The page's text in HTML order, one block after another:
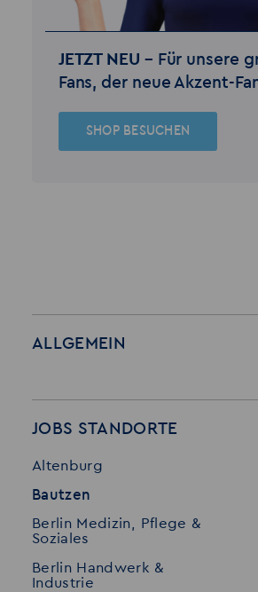
JETZT NEU – Für unsere
Fans, der neue Akzent-
SHOP BESUCHEN
ALLGEMEIN
Für Bewerber
Stellenangebote
Initiativ bewerben
Merkzettel
Standorte
JOBS STANDORTE
Altenburg
Bautzen
Berlin Medizin, Pflege &
Soziales
Berlin Handwerk &
Industrie